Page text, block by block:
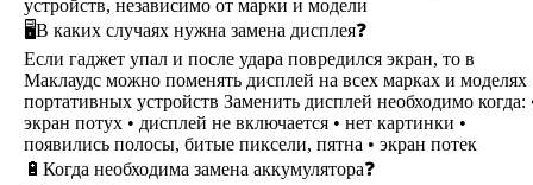
устройств, независимо от марки и модели
🖥В каких случаях нужна замена дисплея❓
Если гаджет упал и после удара повредился экран, то в
Маклаудс можно поменять дисплей на всех марках и моделях
портативных устройств Заменить дисплей необходимо когда:
экран потух • дисплей не включается • нет картинки •
появились полосы, битые пиксели, пятна • экран потек
🔋Когда необходима замена аккумулятора❓